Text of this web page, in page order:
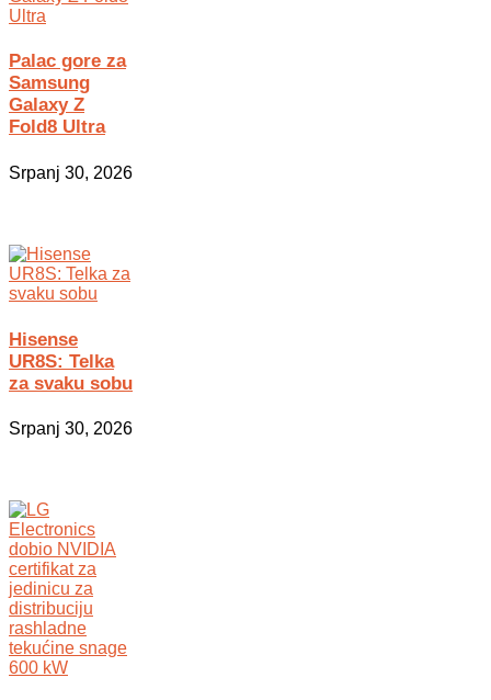
Palac gore za
Samsung
Galaxy Z
Fold8 Ultra
Srpanj 30, 2026
Hisense
UR8S: Telka
za svaku sobu
Srpanj 30, 2026